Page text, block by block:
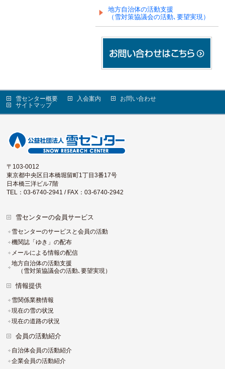
地方自治体の活動支援
（雪対策協議会の活動､要望実現）
雪センター概要 入会案内
お問い合わせ
サイトマップ
〒103-0012
東京都中央区日本橋堀留町1丁目3番17号
日本橋三洋ビル7階
TEL：03-6740-2941 / FAX：03-6740-2942
雪センターの会員サービス
雪センターのサービスと会員の活動
機関誌「ゆき」の配布
メールによる情報の配信
地方自治体の活動支援
（雪対策協議会の活動､要望実現）
情報提供
雪関係業務情報
現在の雪の状況
現在の道路の状況
会員の活動紹介
自治体会員の活動紹介
企業会員の活動紹介